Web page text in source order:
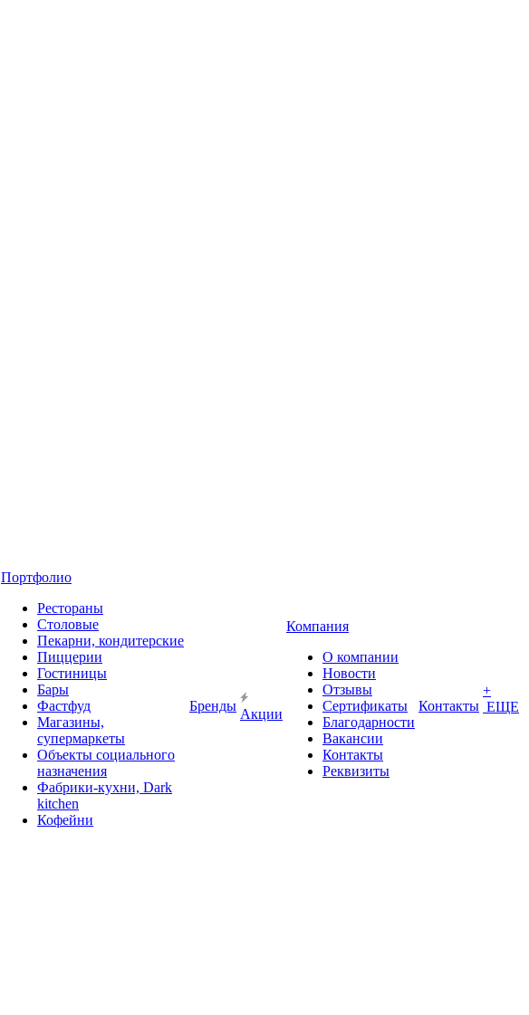
Портфолио
Рестораны
Столовые
Пекарни, кондитерские
Пиццерии
Гостиницы
Бары
Фастфуд
Магазины,
супермаркеты
Объекты социального
назначения
Фабрики-кухни, Dark
kitchen
Кофейни
Бренды
Акции
Компания
О компании
Новости
Отзывы
Сертификаты
Благодарности
Вакансии
Контакты
Реквизиты
Контакты
+
ЕЩЕ